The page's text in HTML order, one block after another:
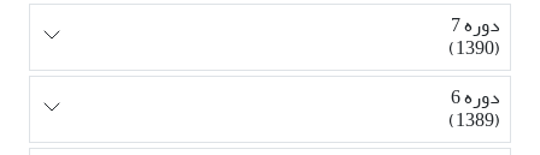
دوره 7
(1390)
دوره 6
(1389)